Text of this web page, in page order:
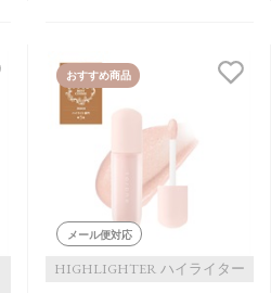
おすすめ商品
メール便対応
HIGHLIGHTER ハイライター